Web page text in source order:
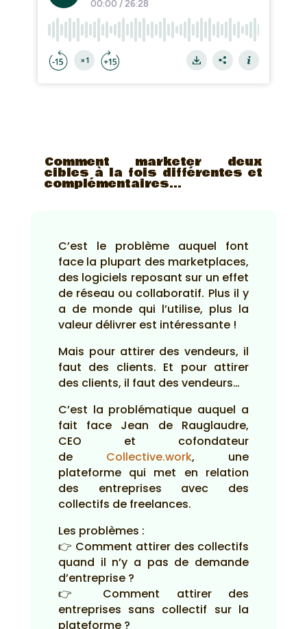
Comment marketer deux
cibles à la fois différentes et
complémentaires…
C’est le problème auquel font
face la plupart des marketplaces,
des logiciels reposant sur un effet
de réseau ou collaboratif. Plus il y
a de monde qui l’utilise, plus la
valeur délivrer est intéressante !
Mais pour attirer des vendeurs, il
faut des clients. Et pour attirer
des clients, il faut des vendeurs…
C’est la problématique auquel a
fait face Jean de Rauglaudre,
CEO et cofondateur
de Collective.work, une
plateforme qui met en relation
des entreprises avec des
collectifs de freelances.
Les problèmes :
👉 Comment attirer des collectifs
quand il n’y a pas de demande
d’entreprise ?
👉 Comment attirer des
entreprises sans collectif sur la
plateforme ?